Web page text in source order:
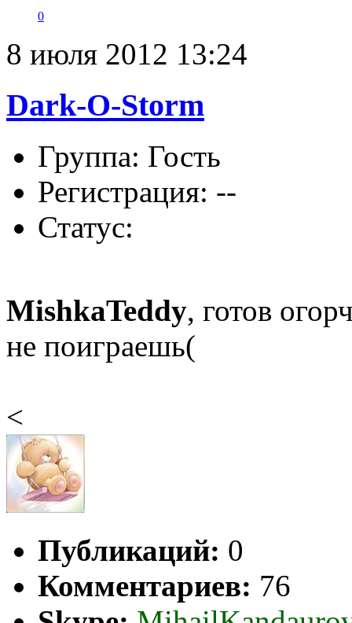
0
8 июля 2012 13:24
Dark-O-Storm
Группа: Гость
Регистрация: --
Статус:
MishkaTeddy, готов
не поиграешь(
<
Публикаций: 0
Комментариев: 76